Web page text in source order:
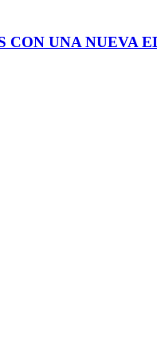
CON UNA NUEVA